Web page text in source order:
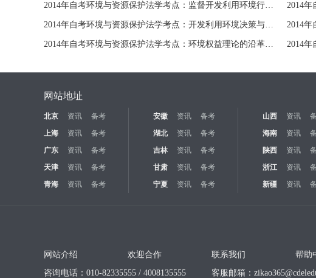
2014年自考环境与资源保护法学考点：监督开发利用环境行为及其检举
2014年自考环境与资源保护法学考点：开发利用环境决策与行为知悉权
2014年自考环境与资源保护法学考点：环境权益理论的沿革与发展 2014年
网站地址
北京 资讯 备考 安徽 资讯 备考 山西 资讯
上海
资讯 备考 湖北 资讯 备考 海南 资讯
广东
资讯 备考 吉林 资讯 备考 陕西 资讯
天津
资讯 备考 甘肃 资讯 备考 浙江 资讯
青海
资讯 备考 宁夏 资讯 备考 新疆 资讯
网站介绍 欢迎合作 联系我们
帮助
咨询电话：010-82335555 / 4008135555
客服邮箱：